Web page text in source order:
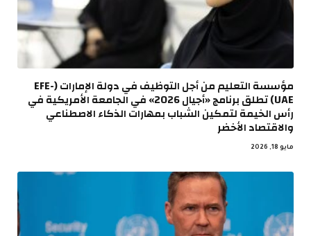
مؤسسة التعليم من أجل التوظيف في دولة الإمارات (EFE-
UAE) تطلق برنامج «أجيال 2026» في الجامعة الأمريكية في
رأس الخيمة لتمكين الشباب بمهارات الذكاء الاصطناعي
والاقتصاد الأخضر
مايو 18, 2026